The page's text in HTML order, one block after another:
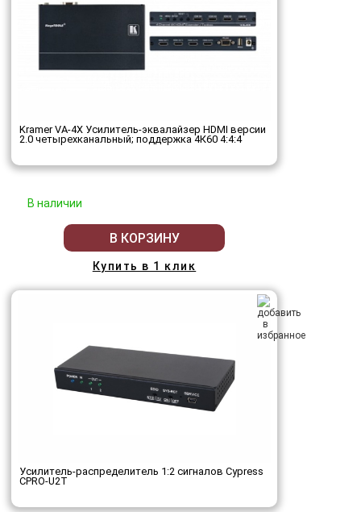
Kramer VA-4X Усилитель-эквалайзер HDMI версии
2.0 четырехканальный; поддержка 4К60 4:4:4
В наличии
В КОРЗИНУ
Купить в 1 клик
Усилитель-распределитель 1:2 сигналов Cypress
CPRO-U2T